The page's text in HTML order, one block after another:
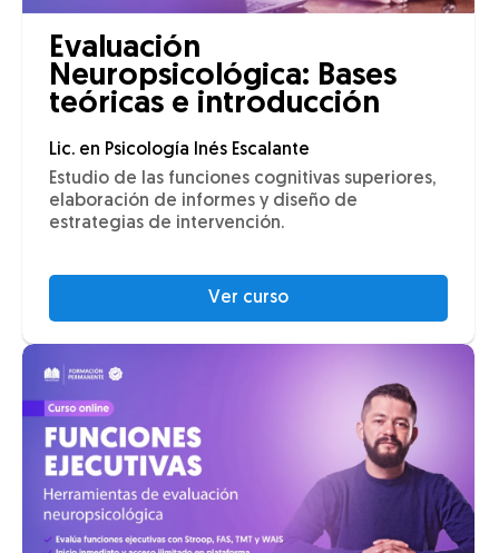
Evaluación
Neuropsicológica: Bases
teóricas e introducción
Lic. en Psicología Inés Escalante
Estudio de las funciones cognitivas superiores,
elaboración de informes y diseño de
estrategias de intervención.
Ver curso